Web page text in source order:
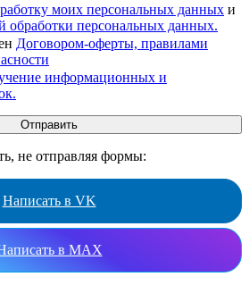
моих персональных данных и
обработки персональных данных.
Договором-оферты, правилами
информационных и
не отправляя формы:
Написать в VK
в MAX